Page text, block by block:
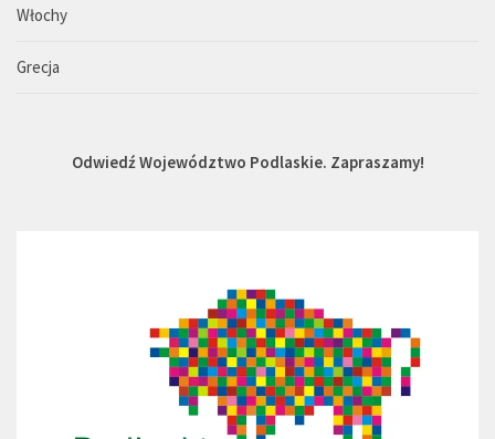
Włochy
Grecja
Odwiedź Województwo Podlaskie. Zapraszamy!